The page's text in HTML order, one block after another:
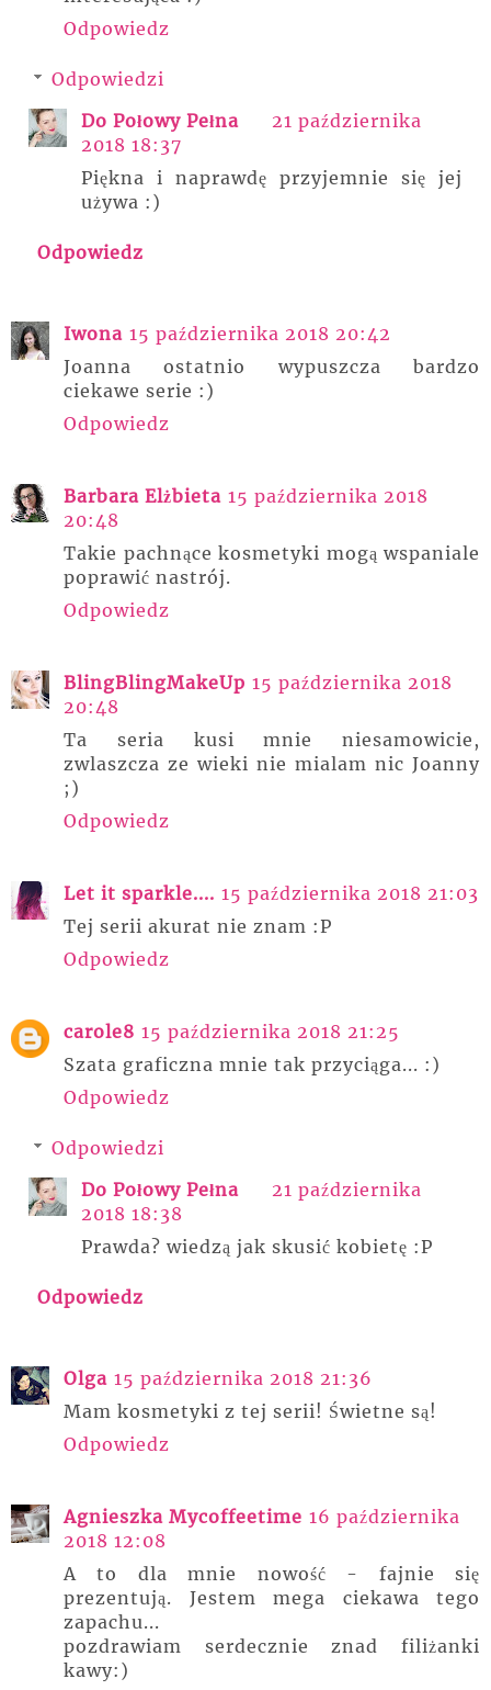
Odpowiedz
Odpowiedzi
Do Połowy Pełna
21 października
2018 18:37
Piękna i naprawdę przyjemnie się jej
używa :)
Odpowiedz
Iwona 15 października 2018 20:42
Joanna ostatnio wypuszcza bardzo
ciekawe serie :)
Odpowiedz
Barbara Elżbieta 15 października 2018
20:48
Takie pachnące kosmetyki mogą wspaniale
poprawić nastrój.
Odpowiedz
BlingBlingMakeUp 15 października 2018
20:48
Ta seria kusi mnie niesamowicie,
zwlaszcza ze wieki nie mialam nic Joanny
;)
Odpowiedz
Let it sparkle.... 15 października 2018 21:03
Tej serii akurat nie znam :P
Odpowiedz
carole8 15 października 2018 21:25
Szata graficzna mnie tak przyciąga... :)
Odpowiedz
Odpowiedzi
Do Połowy Pełna
21 października
2018 18:38
Prawda? wiedzą jak skusić kobietę :P
Odpowiedz
Olga 15 października 2018 21:36
Mam kosmetyki z tej serii! Świetne są!
Odpowiedz
Agnieszka Mycoffeetime 16 października
2018 12:08
A to dla mnie nowość - fajnie się
prezentują. Jestem mega ciekawa tego
zapachu...
pozdrawiam serdecznie znad filiżanki
kawy:)